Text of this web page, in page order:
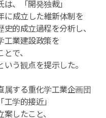
、「開発独裁」
に成立した維新体制を
史的成立過程を分析し、
工業建設政策を
で、
いう観点を提示した。
属する重化学工業企画団
学的接近」
したこと、